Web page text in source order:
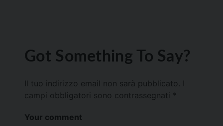
Got Something To Say?
Il tuo indirizzo email non sarà pubblicato.
campi obbligatori sono contrassegnati *
Your comment